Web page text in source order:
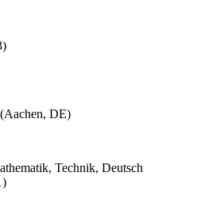
DE)
Technik, Deutsch